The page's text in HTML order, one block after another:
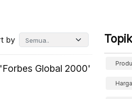
by
Global 2000'